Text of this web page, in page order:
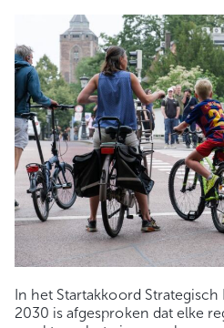
In het Startakkoord
2030 is afgesproken dat elke